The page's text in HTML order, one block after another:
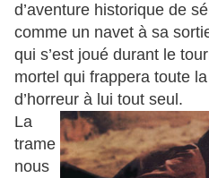
d’aventure historique de
comme un navet à sa
qui s’est joué durant le
mortel qui frappera toute
d’horreur à lui tout seul.
La
trame
nous